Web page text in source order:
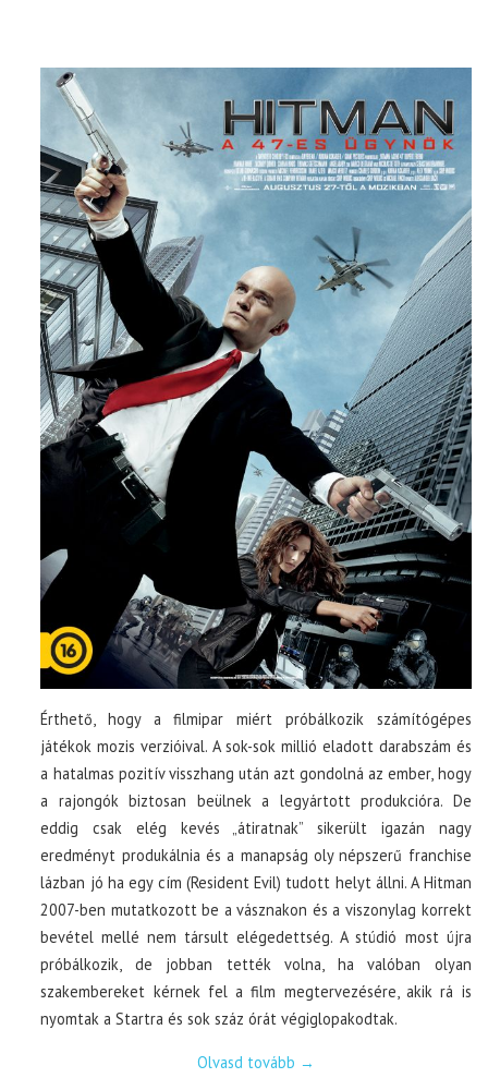
Érthető, hogy a filmipar miért próbálkozik számítógépes
játékok mozis verzióival. A sok-sok millió eladott darabszám és
a hatalmas pozitív visszhang után azt gondolná az ember, hogy
a rajongók biztosan beülnek a legyártott produkcióra. De
eddig csak elég kevés „átiratnak” sikerült igazán nagy
eredményt produkálnia és a manapság oly népszerű franchise
lázban jó ha egy cím (Resident Evil) tudott helyt állni. A Hitman
2007-ben mutatkozott be a vásznakon és a viszonylag korrekt
bevétel mellé nem társult elégedettség. A stúdió most újra
próbálkozik, de jobban tették volna, ha valóban olyan
szakembereket kérnek fel a film megtervezésére, akik rá is
nyomtak a Startra és sok száz órát végiglopakodtak.
Olvasd tovább →